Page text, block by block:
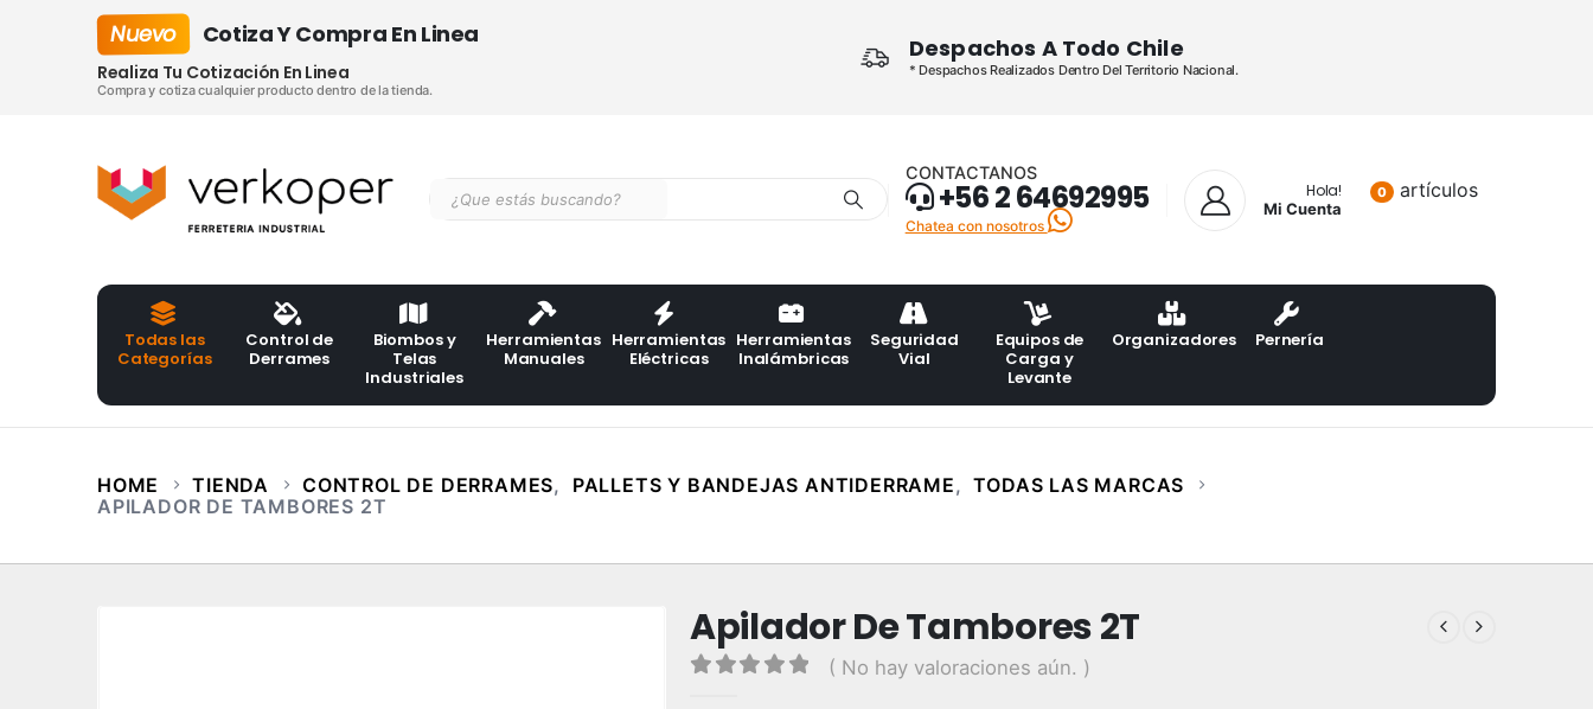
Despachos A Todo Chile
* Despachos Realizados Dentro Del Territorio Nacional.
Nuevo Cotiza Y Compra En Linea
Realiza Tu Cotización En Linea
Compra y cotiza cualquier producto dentro de la tienda.
CONTACTANOS
+56 2 64692995
Chatea con nosotros
Hola!
Mi Cuenta
0 artículos
Todas las
Categorías
Control de
Derrames
Biombos y
Telas
Industriales
Herramientas
Manuales
Herramientas
Eléctricas
Herramientas
Inalámbricas
Seguridad
Vial
Equipos de
Carga y
Levante
Organizadores Pernería
HOME TIENDA CONTROL DE DERRAMES, PALLETS Y BANDEJAS ANTIDERRAME, TODAS LAS MARCAS
APILADOR DE TAMBORES 2T
Apilador De Tambores 2T
( No hay valoraciones aún. )